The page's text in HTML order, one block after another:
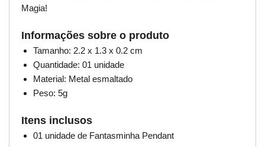
Magia!
Informações sobre o produto
Tamanho: 2.2 x 1.3 x 0.2 cm
Quantidade: 01 unidade
Material: Metal esmaltado
Peso: 5g
Itens inclusos
01 unidade de Fantasminha Pendant